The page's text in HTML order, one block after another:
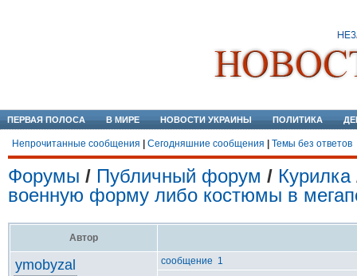
ПЕРВАЯ ПОЛОСА В МИРЕ НОВОСТИ УКРАИНЫ ПОЛИТИКА
Непрочитанные сообщения Сегодняшние сообщения Темы без ответов
Форумы / Публичный форум / Курилка
военную форму либо костюмы в
Автор
ymobyzal сообщение 1